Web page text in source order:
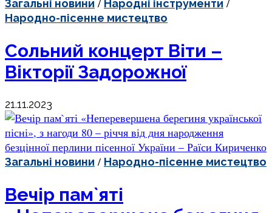
Загальні новини / Народні інструменти /
Народно-пісенне мистецтво
Сольний концерт Віти –
Вікторії Задорожної
21.11.2023
Загальні новини / Народно-пісенне мистецтво
Вечір пам`яті